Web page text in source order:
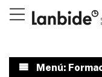
Menú: